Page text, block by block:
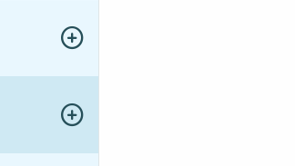
Visa fler detaljer
Visa fler detaljer